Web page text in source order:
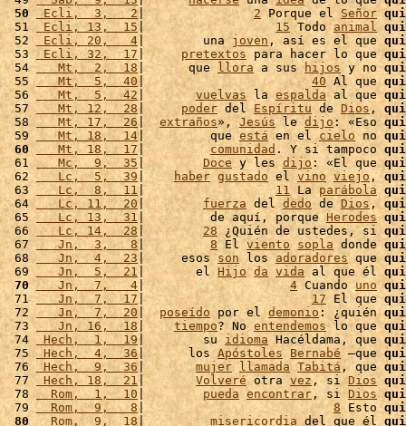
50
Ecli,  3,   2 | 2 Porque el Señor
51
Ecli, 13,  15 | 15 Todo animal
52
Ecli, 20,   4 |        una joven , así es el que
53 Ecli, 32,  17 | pretextos para hacer lo que
54
   Mt,  2,  18
|      que llora a sus hijos y no
55
   Mt,  5,  40
| 40 Al que
56
   Mt,  5,  42
| vuelvas la espalda al que
57
   Mt, 12,  28
| poder del Espíritu de Dios,
58
   Mt, 17,  26
| extraños», Jesús le dijo : «Eso
59
   Mt, 18,  14
|         que está en el cielo no
60
   Mt, 18,  17
| comunidad . Y si tampoco
61
   Mc,  9,  35
| Doce y les dijo : «El que
62
   Lc,  5,  39
| haber gustado el vino viejo ,
63
   Lc,  8,  11
| 11 La parábola
64
   Lc, 11,  20
| fuerza del dedo de Dios ,
65
   Lc, 13,  31
|         de aquí, porque Herodes
66
   Lc, 14,  28
| 28 ¿Quién de ustedes, si
67
   Jn,  3,   8
| 8 El viento sopla donde
68
   Jn,  4,  23
|     esos son los adoradores que
69
   Jn,  5,  21
|       el Hijo da vida al que él
70
   Jn,  7,   4
| 4 Cuando uno
71
   Jn,  7,  17
| 17 El que
72
   Jn,  7,  20
| poseído por el demonio: ¿quién
73
   Jn, 16,  18
| tiempo? No entendemos lo que
74
Hech,  1,  19|        su idioma Hacéldama, que
75 Hech,  4,  36|      los Apóstoles Bernabé –que
76 Hech,  9,  36 | mujer llamada Tabitá , que
77
Hech, 18,  21 | Volveré otra vez, si Dios
78
  Rom,  1,  10
| pueda encontrar , si Dios
79
  Rom,  9,   8
| 8 Esto
80
  Rom,  9,  18
| misericordia del que él